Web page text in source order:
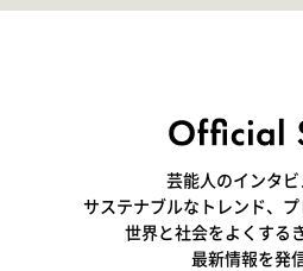
芸能人のインタビ
サステナブルなトレンド、プ
世界と社会をよくする
最新情報を発